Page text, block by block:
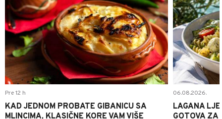
Pre 12 h
KAD JEDNOM PROBATE GIBANICU SA
MLINCIMA, KLASIČNE KORE VAM VIŠE
06.08.2026.
LAGANA
GOTOVA ZA